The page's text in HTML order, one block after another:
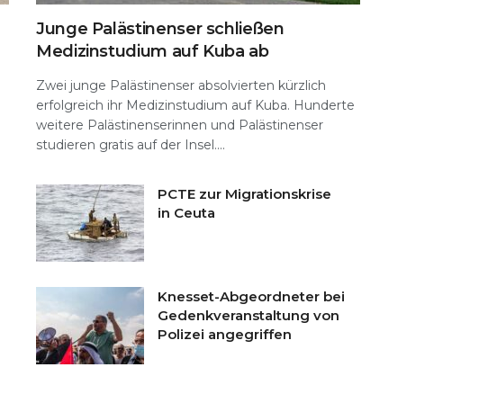
Junge Palästinenser schließen
Medizinstudium auf Kuba ab
Zwei junge Palästinenser absolvierten kürzlich
erfolgreich ihr Medizinstudium auf Kuba. Hunderte
weitere Palästinenserinnen und Palästinenser
studieren gratis auf der Insel....
PCTE zur Migrationskrise
in Ceuta
Knesset-Abgeordneter bei
Gedenkveranstaltung von
Polizei angegriffen